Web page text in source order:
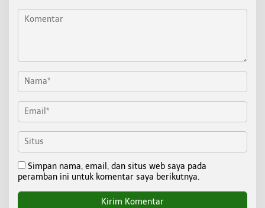
Simpan nama, email, dan situs web saya pada
peramban ini untuk komentar saya berikutnya.